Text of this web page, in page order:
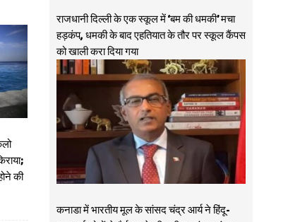
की
राजधानी दिल्ली के एक स्कूल में ‘बम की धमकी’ मचा
हड़कंप, धमकी के बाद एहतियात के तौर पर स्कूल कैंपस
को खाली करा दिया गया
कनाडा में भारतीय मूल के सांसद चंद्र आर्य ने हिंदू-